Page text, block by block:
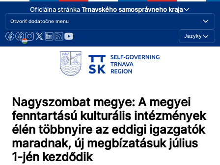
Oficiálna stránkaTrnavského samosprávneho kraja
Otvoriť dodatočne menu
Jazyky
Nagyszombat megye: A megyei
fenntartású kulturális intézmények
élén többnyire az eddigi igazgatók
maradnak, új megbízatásuk július
1-jén kezdődik